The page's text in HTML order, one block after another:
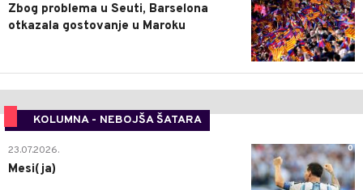
Zbog problema u Seuti, Barselona
otkazala gostovanje u Maroku
KOLUMNA - NEBOJŠA ŠATARA
0
23.07.2026.
Mesi(ja)